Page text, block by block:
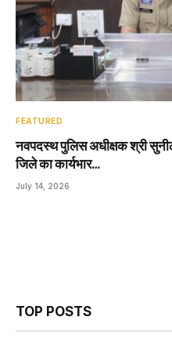
FEATURED
नवपदस्थ पुलिस अधीक्षक श्री
जिले का कार्यभार…
July 14, 2026
TOP POSTS